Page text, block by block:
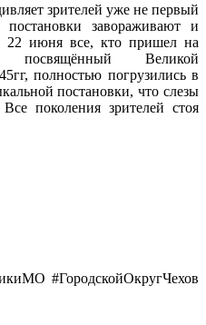
зрителей уже не первый
завораживают и
22 июня все, кто пришел на
посвящённый Великой
полностью погрузились в
постановки, что слезы
поколения зрителей стоя
#ГородскойОкругЧехов